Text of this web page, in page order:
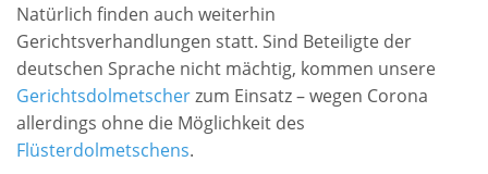
Natürlich finden auch weiterhin
Gerichtsverhandlungen statt. Sind Beteiligte der
deutschen Sprache nicht mächtig, kommen unsere
Gerichtsdolmetscherzum Einsatz – wegen Corona
allerdings ohne die Möglichkeit des
Flüsterdolmetschens.